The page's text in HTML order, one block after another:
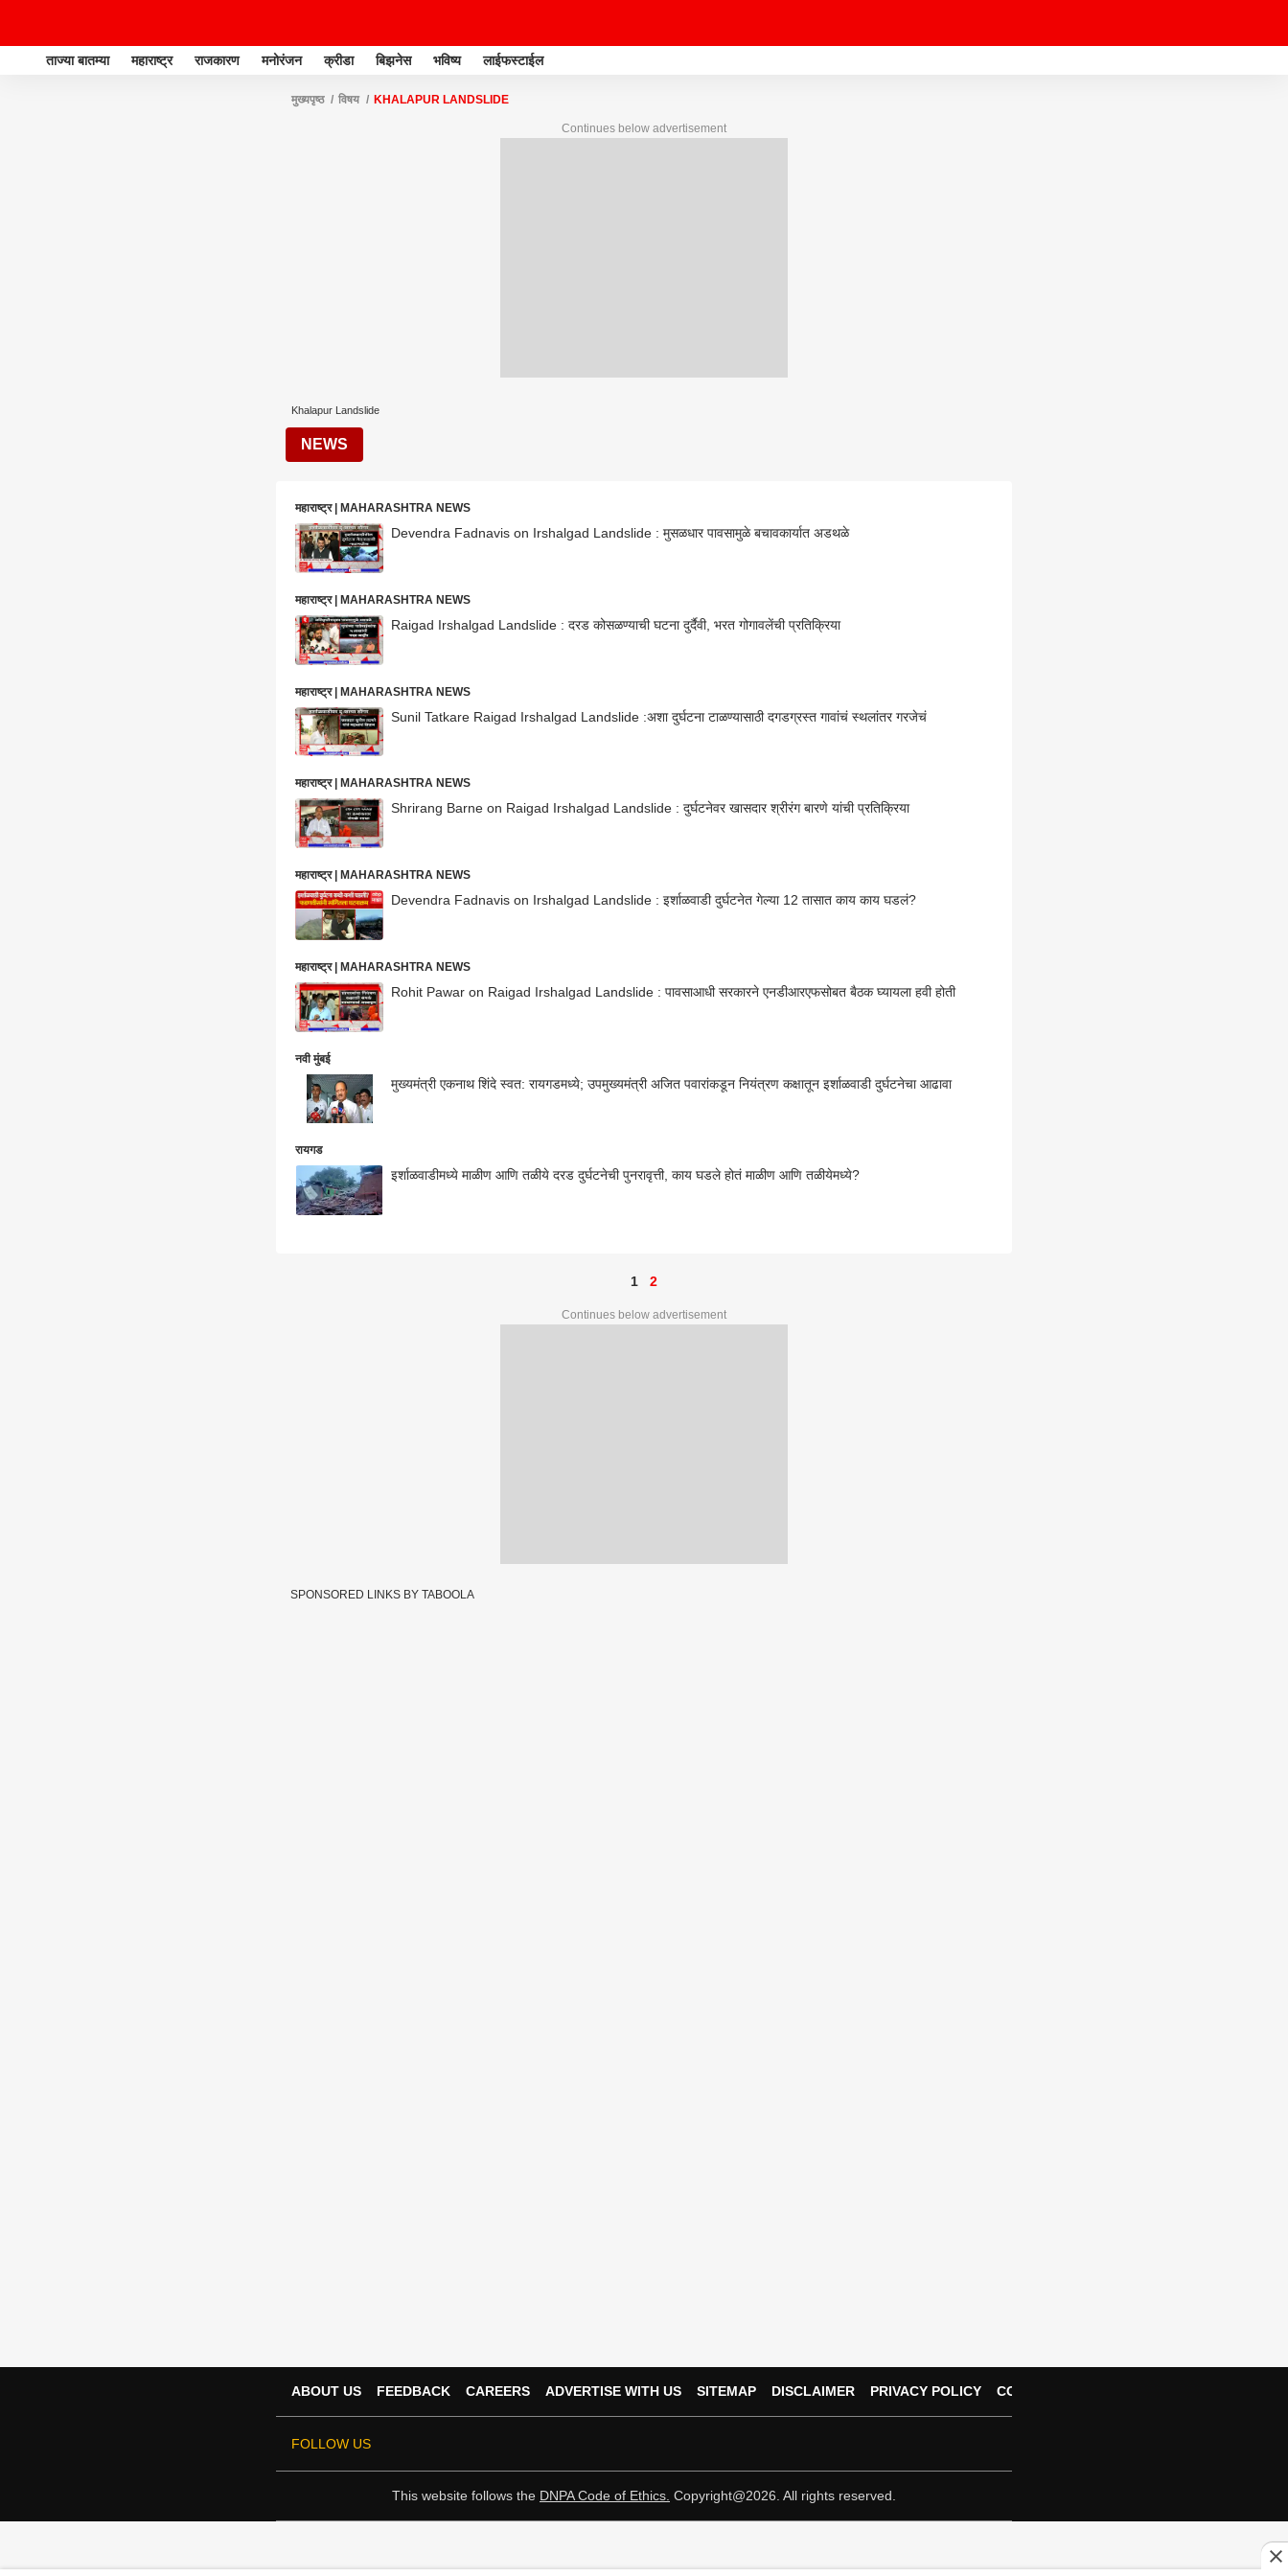
ताज्या बातम्या महाराष्ट्र राजकारण मनोरंजन क्रीडा बिझनेस भविष्य लाईफस्टाईल
मुख्यपृष्ठ विषय KHALAPUR LANDSLIDE
Continues below advertisement
Khalapur Landslide
NEWS
महाराष्ट्र | MAHARASHTRA NEWS
Devendra Fadnavis on Irshalgad Landslide : मुसळधार पावसामुळे बचावकार्यात अडथळे
महाराष्ट्र | MAHARASHTRA NEWS
Raigad Irshalgad Landslide : दरड कोसळण्याची घटना दुर्दैवी, भरत गोगावलेंची प्रतिक्रिया
महाराष्ट्र | MAHARASHTRA NEWS
Sunil Tatkare Raigad Irshalgad Landslide :अशा दुर्घटना टाळण्यासाठी दगडग्रस्त गावांचं स्थलांतर गरजेचं
महाराष्ट्र | MAHARASHTRA NEWS
Shrirang Barne on Raigad Irshalgad Landslide : दुर्घटनेवर खासदार श्रीरंग बारणे यांची प्रतिक्रिया
महाराष्ट्र | MAHARASHTRA NEWS
Devendra Fadnavis on Irshalgad Landslide : इर्शाळवाडी दुर्घटनेत गेल्या 12 तासात काय काय घडलं?
महाराष्ट्र | MAHARASHTRA NEWS
Rohit Pawar on Raigad Irshalgad Landslide : पावसाआधी सरकारने एनडीआरएफसोबत बैठक घ्यायला हवी होती
नवी मुंबई
मुख्यमंत्री एकनाथ शिंदे स्वत: रायगडमध्ये; उपमुख्यमंत्री अजित पवारांकडून नियंत्रण कक्षातून इर्शाळवाडी दुर्घटनेचा आढावा
रायगड
इर्शाळवाडीमध्ये माळीण आणि तळीये दरड दुर्घटनेची पुनरावृत्ती, काय घडले होतं माळीण आणि तळीयेमध्ये?
1 2
Continues below advertisement
SPONSORED LINKS BY TABOOLA
ABOUT US FEEDBACK CAREERS ADVERTISE WITH US SITEMAP DISCLAIMER PRIVACY POLICY CONTACT US
FOLLOW US
This website follows the DNPA Code of Ethics. Copyright@2026. All rights reserved.